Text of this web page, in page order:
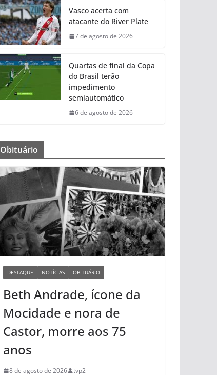
Vasco acerta com
atacante do River Plate
7 de agosto de 2026
Quartas de final da Copa
do Brasil terão
impedimento
semiautomático
6 de agosto de 2026
Obituário
DESTAQUE NOTÍCIAS OBITUÁRIO
Beth Andrade, ícone da
Mocidade e nora de
Castor, morre aos 75
anos
8 de agosto de 2026 tvp2